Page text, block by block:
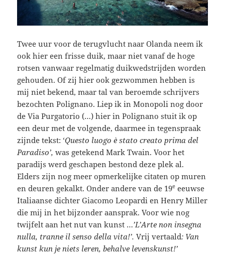
Twee uur voor de terugvlucht naar Olanda neem ik
ook hier een frisse duik, maar niet vanaf de hoge
rotsen vanwaar regelmatig duikwedstrijden worden
gehouden. Of zij hier ook gezwommen hebben is
mij niet bekend, maar tal van beroemde schrijvers
bezochten Polignano. Liep ik in Monopoli nog door
de Via Purgatorio (…) hier in Polignano stuit ik op
een deur met de volgende, daarmee in tegenspraak
zijnde tekst: ‘Questo luogo è stato creato prima del
Paradiso’,was getekend Mark Twain. Voor het
paradijs werd geschapen bestond deze plek al.
Elders zijn nog meer opmerkelijke citaten op muren
en deuren gekalkt. Onder andere van de 19e eeuwse
Italiaanse dichter Giacomo Leopardi en Henry Miller
die mij in het bijzonder aansprak. Voor wie nog
twijfelt aan het nut van kunst …’L’Arte non insegna
nulla, tranne il senso della vita!’.Vrij vertaald: Van
kunst kun je niets leren, behalve levenskunst!’